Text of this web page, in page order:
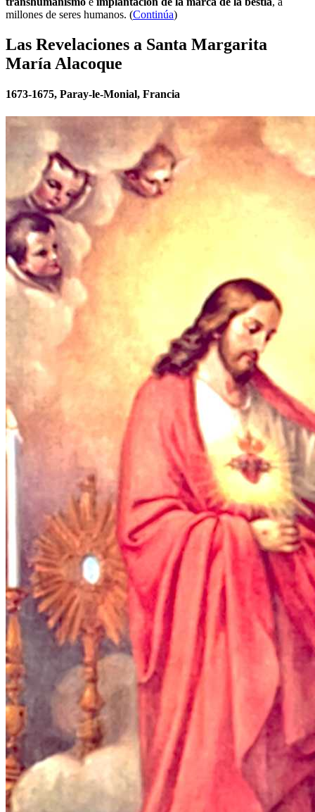
millones de seres humanos. (Continúa)
Las Revelaciones a Santa Margarita
María Alacoque
1673-1675, Paray-le-Monial, Francia